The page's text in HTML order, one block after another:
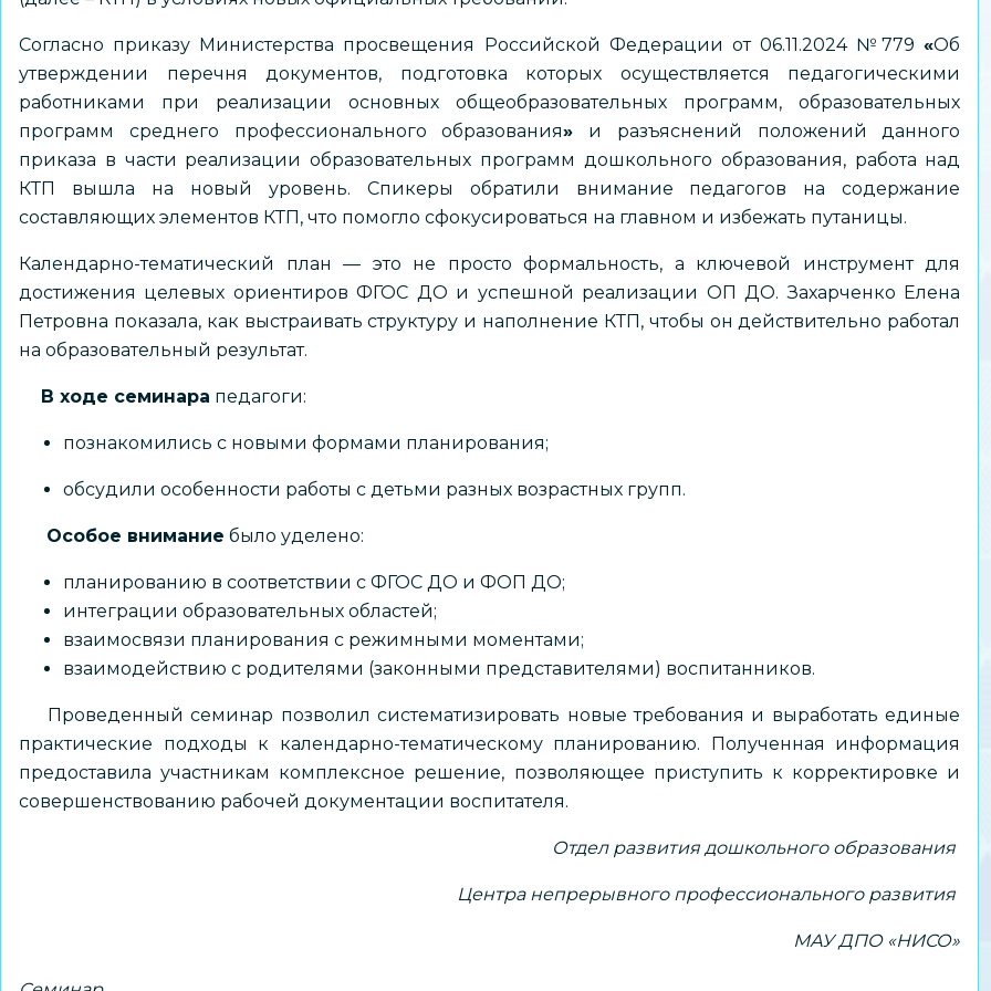
Согласно приказу Министерства просвещения Российской Федерации от 06.11.2024 №779«Об
утверждении перечня документов, подготовка которых осуществляется педагогическими
работниками при реализации основных общеобразовательных программ, образовательных
программ среднего профессионального образования» и разъяснений положений данного
приказа в части реализации образовательных программ дошкольного образования, работа над
КТП вышла на новый уровень. Спикеры обратили внимание педагогов на содержание
составляющих элементов КТП, что помогло сфокусироваться на главном и избежать путаницы.
Календарно-тематический план — это не просто формальность, а ключевой инструмент для
достижения целевых ориентиров ФГОС ДО и успешной реализации ОП ДО. Захарченко Елена
Петровна показала, как выстраивать структуру и наполнение КТП, чтобы он действительно работал
на образовательный результат.
В ходе семинара педагоги:
познакомились с новыми формами планирования;
обсудили особенности работы с детьми разных возрастных групп.
Особое внимание было уделено:
планированию в соответствии с ФГОС ДО и ФОП ДО;
интеграции образовательных областей;
взаимосвязи планирования с режимными моментами;
взаимодействию с родителями (законными представителями) воспитанников.
Проведенный семинар позволил систематизировать новые требования и выработать единые
практические подходы к календарно-тематическому планированию. Полученная информация
предоставила участникам комплексное решение, позволяющее приступить к корректировке и
совершенствованию рабочей документации воспитателя.
Отдел развития дошкольного образования
Центра непрерывного профессионального развития
МАУ ДПО «НИСО»